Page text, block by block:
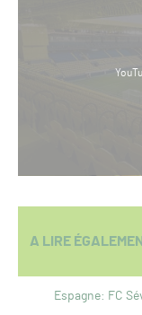
A LIRE
Espagne: FC